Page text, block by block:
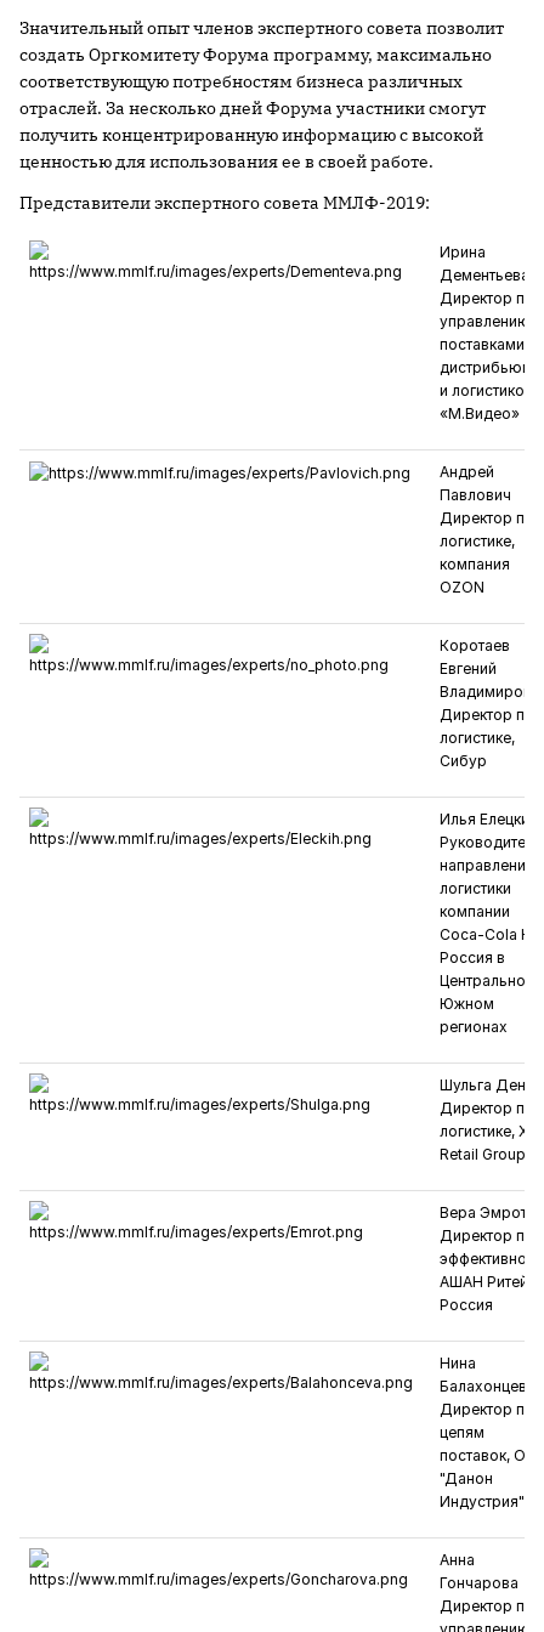
Значительный опыт членов экспертного совета позволит
создать Оргкомитету Форума программу, максимально
соответствующую потребностям бизнеса различных
отраслей. За несколько дней Форума участники смогут
получить концентрированную информацию с высокой
ценностью для использования ее в своей работе.
Представители экспертного совета ММЛФ-2019:
Ирина
Дементьева
Директор по
управлению
поставками,
и логистикой,
«М.Видео»
Андрей
Павлович
Директор по
логистике,
компания
OZON
Коротаев
Евгений
Директор по
логистике,
Сибур
Илья Елецких
Руководитель
направления
логистики
компании
Coca‑Cola
Россия в
Центральном
Южном
регионах
Шульга Денис
Директор по
логистике, X5
Retail Group
Вера Эмрот
Директор по
АШАН Ритейл
Россия
Нина
Балахонцева
Директор по
цепям
поставок,
"Данон
Индустрия"
Анна
Гончарова
Директор по